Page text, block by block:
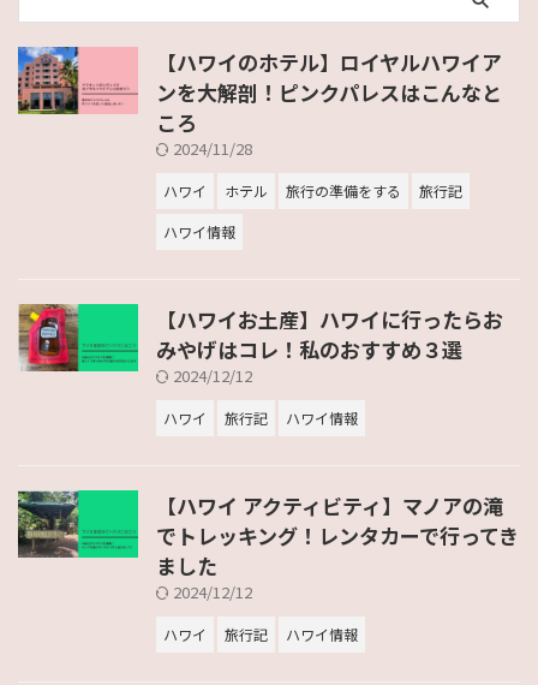
【ハワイのホテル】ロイヤルハワイア
ンを大解剖！ピンクパレスはこんなと
ころ
2024/11/28
ハワイ ホテル 旅行の準備をする
旅行記
ハワイ情報
【ハワイお土産】ハワイに行ったらお
みやげはコレ！私のおすすめ３選
2024/12/12
ハワイ 旅行記 ハワイ情報
【ハワイ アクティビティ】マノアの滝
でトレッキング！レンタカーで行ってき
ました
2024/12/12
ハワイ 旅行記 ハワイ情報